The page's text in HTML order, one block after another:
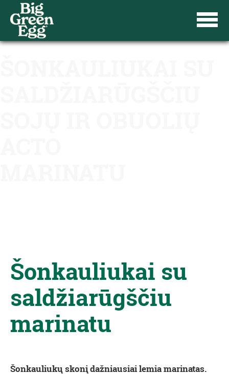
Šonkauliukai su
saldžiarūgščiu
marinatu
Šonkauliukų skonį dažniausiai lemia marinatas.